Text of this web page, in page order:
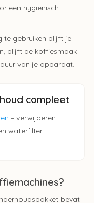
een hygiënisch
te gebruiken blijft je
blijft de koffiesmaak
van je apparaat.
compleet
– verwijderen
waterfilter
bevat